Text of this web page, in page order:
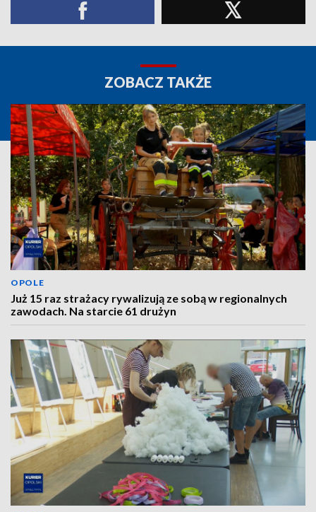
ZOBACZ TAKŻE
OPOLE
Już 15 raz strażacy rywalizują ze sobą w regionalnych
zawodach. Na starcie 61 drużyn